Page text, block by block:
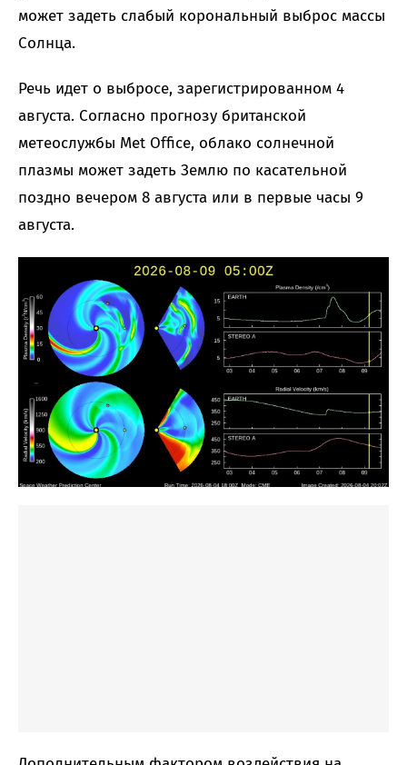
может задеть слабый корональный выброс массы
Солнца.
Речь идет о выбросе, зарегистрированном 4
августа. Согласно прогнозу британской
метеослужбы Met Office, облако солнечной
плазмы может задеть Землю по касательной
поздно вечером 8 августа или в первые часы 9
августа.